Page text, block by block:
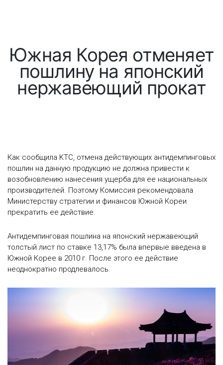
Южная Корея отменяет
пошлину на японский
нержавеющий прокат
Как сообщила KTC, отмена действующих антидемпинговых
пошлин на данную продукцию не должна привести к
возобновлению нанесения ущерба для ее национальных
производителей. Поэтому Комиссия рекомендовала
Министерству стратегии и финансов Южной Кореи
прекратить ее действие.
Антидемпинговая пошлина на японский нержавеющий
толстый лист по ставке 13,17% была впервые введена в
Южной Корее в 2010 г. После этого ее действие
неоднократно продлевалось.